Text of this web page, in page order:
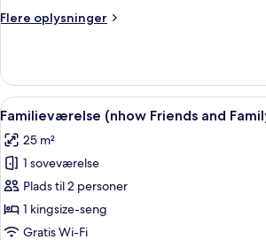
extra
Flere oplysninger
Flere
(nhow
Adjoining
Room
bed
4AD+1CH)
Indlæs
alle
billeder
af
Familieværelse
(nhow
Friends
Et
6
Familieværelse (nhow Friends and
25 m²
1 soveværelse
Plads til 2 personer
1 kingsize-seng
Gratis Wi-Fi